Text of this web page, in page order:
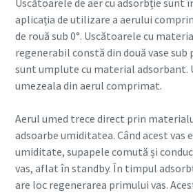
Uscătoarele de aer cu adsorbție sunt
aplicația de utilizare a aerului
de rouă sub 0°. Uscătoarele cu
regenerabil constă din două vase sub
sunt umplute cu material adsorbant.
umezeala din aerul comprimat.
Aerul umed trece direct prin
adsoarbe umiditatea. Când acest vas
umiditate, supapele comută și
vas, aflat în standby. În timpul
are loc regenerarea primului vas.